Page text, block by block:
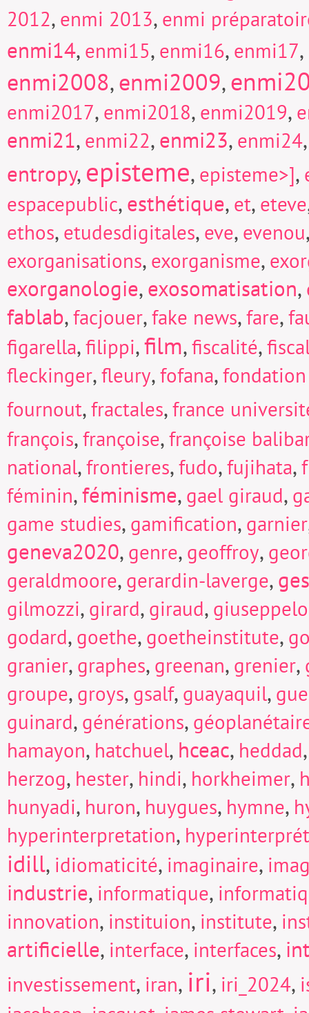
2012, enmi 2013, enmi
enmi14, enmi15, enmi16, enmi17,
enmi2008,enmi2009,
enmi2017, enmi2018, enmi2019,
enmi21, enmi22,enmi23, enmi24
entropy, episteme, episteme>],
espacepublic,esthétique, et, eteve
ethos, etudesdigitales, eve, evenou
exorganisations, exorganisme,
exorganologie,exosomatisation,
fablab,facjouer,fake news,fare,
figarella,filippi,film,fiscalité,
fleckinger,fleury,fofana,
fournout,fractales,france
françois,françoise,françoise
national,frontieres,fudo,fujihata,
féminin,féminisme, gael giraud,
game studies, gamification, garnier
geneva2020, genre, geoffroy,
geraldmoore, gerardin-laverge,
gilmozzi, girard, giraud,
godard, goethe, goetheinstitute,
granier, graphes, greenan, grenier,
groupe, groys, gsalf, guayaquil,
guinard, générations,
hamayon, hatchuel, hceac, heddad
herzog, hester, hindi, horkheimer,
hunyadi, huron, huygues, hymne,
hyperinterpretation,
idill, idiomaticité, imaginaire,
industrie, informatique,
innovation, instituion, institute,
artificielle, interface, interfaces,
investissement, iran, iri, iri_2024,